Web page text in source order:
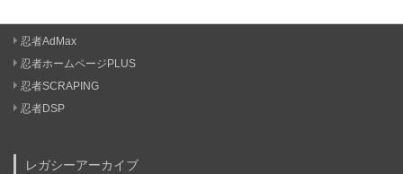
忍者AdMax
忍者ホームページPLUS
忍者SCRAPING
忍者DSP
レガシーアーカイブ